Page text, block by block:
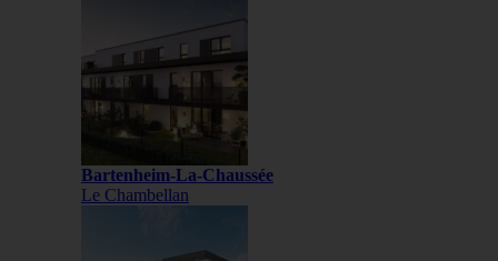
Bartenheim-La-Chaussée
Le Chambellan